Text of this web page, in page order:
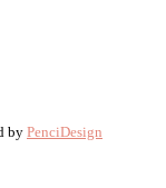
by PenciDesign